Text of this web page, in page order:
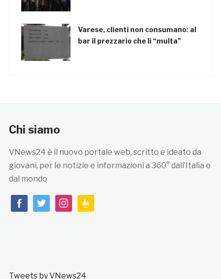
Varese, clienti non consumano: al
bar il prezzario che li “multa”
Chi siamo
VNews24 è il nuovo portale web, scritto e ideato da
giovani, per le notizie e informazioni a 360° dall’Italia e
dal mondo
facebooktwitterinstagramfeedburner
Tweets by VNews24